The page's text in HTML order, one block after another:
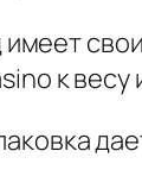
имеет
к весу